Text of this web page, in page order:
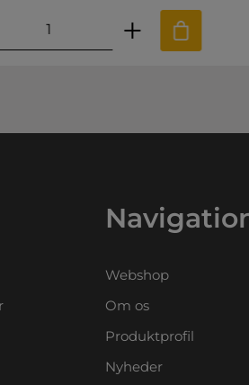
mindske
eller brugIndtast
Webshop
Om os
Produktprofil
Nyheder